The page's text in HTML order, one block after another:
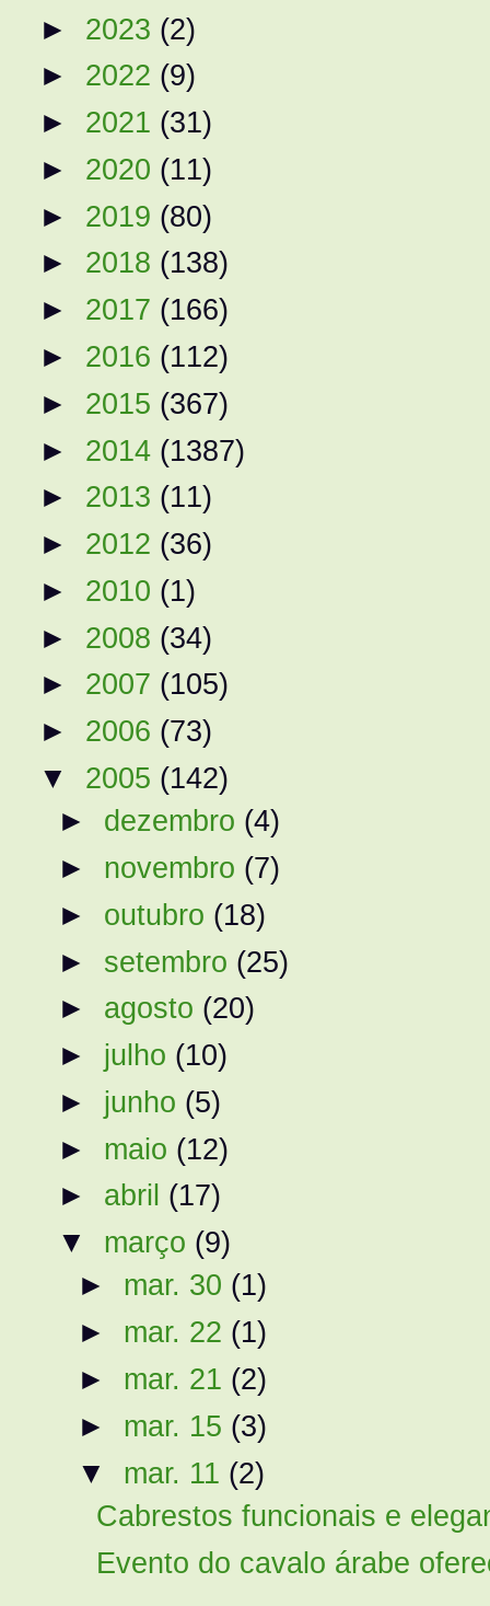
► 2023 (2)
► 2022 (9)
► 2021 (31)
► 2020 (11)
► 2019 (80)
► 2018 (138)
► 2017 (166)
► 2016 (112)
► 2015 (367)
► 2014 (1387)
► 2013 (11)
► 2012 (36)
► 2010 (1)
► 2008 (34)
► 2007 (105)
► 2006 (73)
▼ 2005 (142)
► dezembro (4)
► novembro (7)
► outubro (18)
► setembro (25)
► agosto (20)
► julho (10)
► junho (5)
► maio (12)
► abril (17)
▼ março (9)
► mar. 30 (1)
► mar. 22 (1)
► mar. 21 (2)
► mar. 15 (3)
▼ mar. 11 (2)
Cabrestos funcionais e
Evento do cavalo árabe